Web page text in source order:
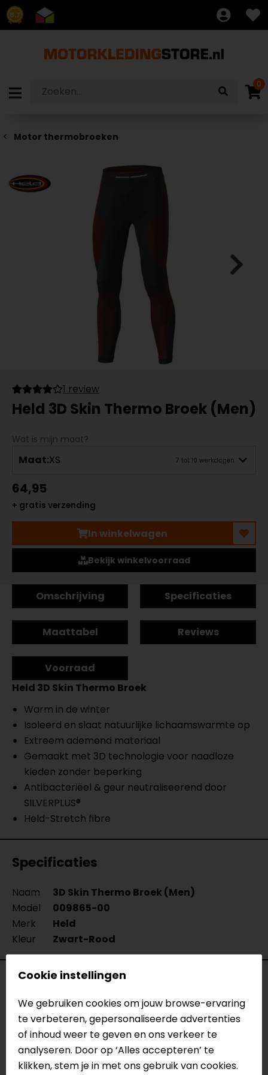
8.7
0
Motor thermobroeken
1 review
Held 3D Skin Thermo Broek (Men)
Wat is mijn maat?
Maat:XS 7 tot 10 werkdagen
64,95
+ gratis verzending
In winkelwagen
Bekijk winkelvoorraad
Omschrijving Specificaties
Maattabel Reviews
Voorraad
Held 3D Skin Thermo Broek
Warm in de winter
Isoleerd en slaat natuurlijke lichaamswarmte op
Extreem ademend materiaal
Gemaakt met 3D technologie voor naadloze
kleden zonder beperking
Antibacteriëel & geur neutraliseerend door
SILVERPLUS®
Held-Stretch fibre
Specificaties
Naam
3D Skin Thermo Broek (Men)
Model
009865-00
Merk
Held
Kleur
Zwart-Rood
Reviews (1)
04-02-2021
aangenaam bij kouder weer. wel even wennen
Cookie instellingen
We gebruiken cookies om jouw browse-ervaring
te verbeteren, gepersonaliseerde advertenties
of inhoud weer te geven en ons verkeer te
analyseren. Door op ‘Alles accepteren’ te
klikken, stem je in met ons gebruik van cookies.